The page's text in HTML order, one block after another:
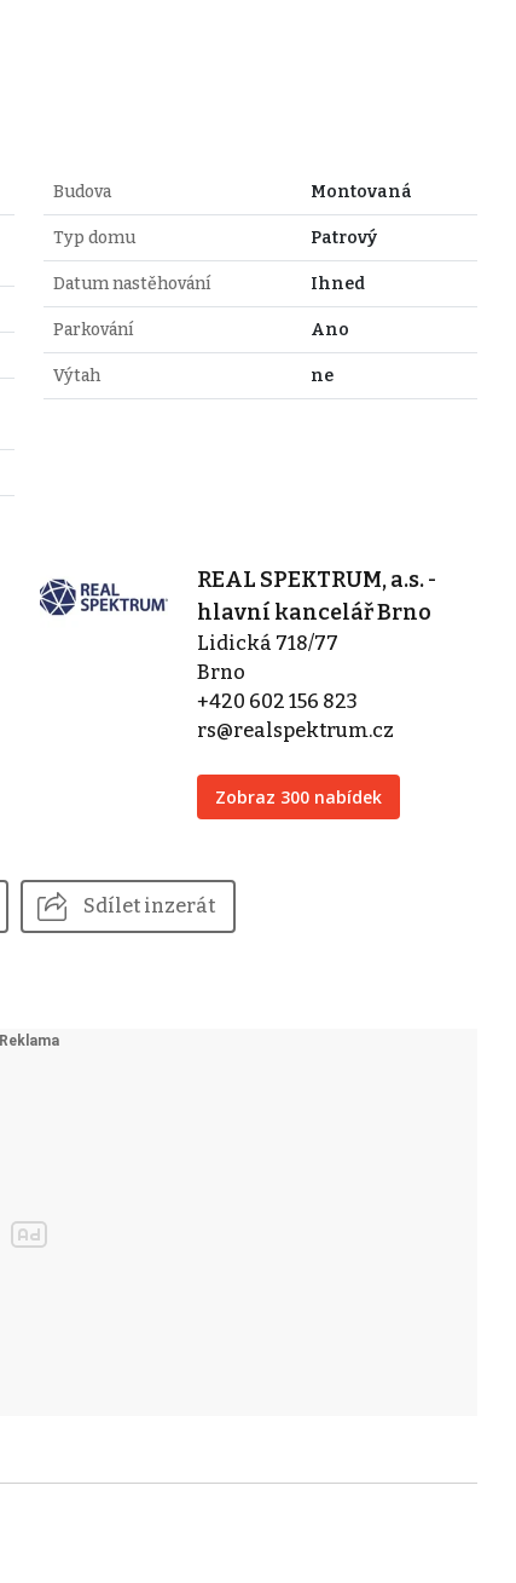
Budova Montovaná
Typ domu Patrový
Datum nastěhování Ihned
Parkování Ano
Výtah ne
REAL SPEKTRUM, a.s. -
hlavní kancelář Brno
Lidická 718/77
Brno
+420 602 156 823
rs@realspektrum.cz
Zobraz 300 nabídek
Sdílet inzerát